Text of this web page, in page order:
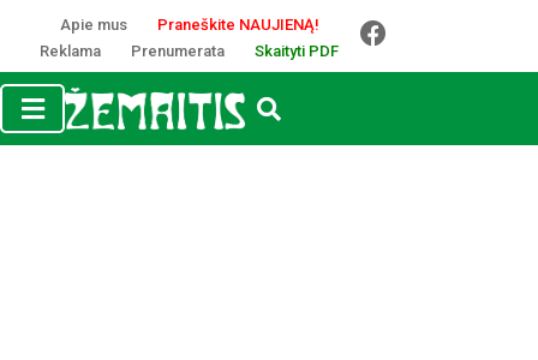
Apie mus
Praneškite NAUJIENĄ!
Reklama
Prenumerata Skaityti PDF